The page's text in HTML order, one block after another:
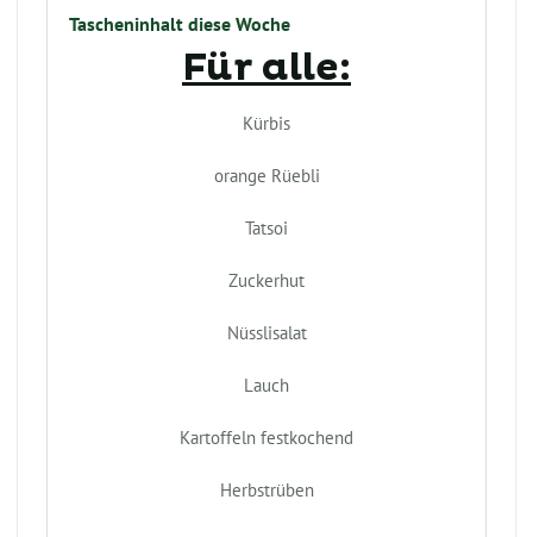
Tascheninhalt diese Woche
Für alle:
Kürbis
orange Rüebli
Tatsoi
Zuckerhut
Nüsslisalat
Lauch
Kartoffeln festkochend
Herbstrüben